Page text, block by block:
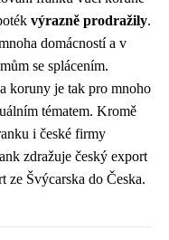
výrazně prodražily.
domácností a v
se splácením.
koruny je tak pro mnoho
tématem. Kromě
i české firmy
zdražuje český export
ze Švýcarska do Česka.